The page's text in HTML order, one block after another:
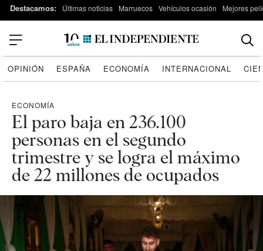
Destacamos: Últimas noticias Marruecos Vehículos ocasión Mejores
OPINIÓN ESPAÑA ECONOMÍA INTERNACIONAL
ECONOMÍA
El paro baja en 236.100
personas en el segundo
trimestre y se logra el máximo
de 22 millones de ocupados